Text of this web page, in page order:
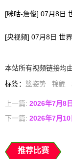
[咪咕-詹俊] 07月8日
[央视频] 07月8日 世
本站所有视频链接均
标签： 篮姿势 锦鲤
上一篇: 2026年7月8
下一篇: 2026年7月
推荐比赛